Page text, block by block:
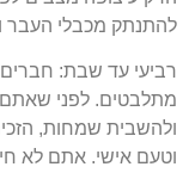
להתנתק מכבלי העבר
רביעי עד שבת:
מתלבטים. לפני שאתם
ולהשבית שמחות,
וטעם אישי. אתם לא